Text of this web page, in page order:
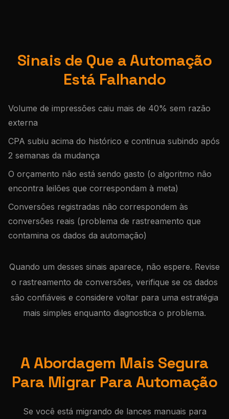
Sinais de Que a Automação
Está Falhando
Volume de impressões caiu mais de 40% sem razão
externa
CPA subiu acima do histórico e continua subindo após
2 semanas da mudança
O orçamento não está sendo gasto (o algoritmo não
encontra leilões que correspondam à meta)
Conversões registradas não correspondem às
conversões reais (problema de rastreamento que
contamina os dados da automação)
Quando um desses sinais aparece, não espere. Revise
o rastreamento de conversões, verifique se os dados
são confiáveis e considere voltar para uma estratégia
mais simples enquanto diagnostica o problema.
A Abordagem Mais Segura
Para Migrar Para Automação
Se você está migrando de lances manuais para